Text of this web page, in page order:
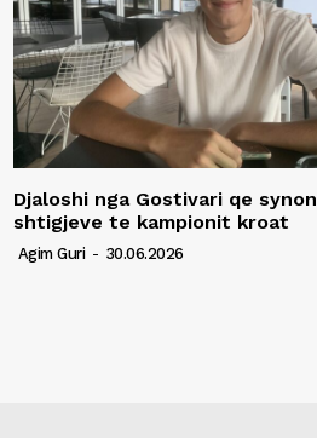
Djaloshi nga Gostivari qe synon
shtigjeve te kampionit kroat
Agim Guri - 30.06.2026